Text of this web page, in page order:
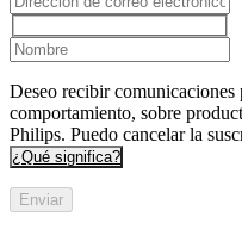
Deseo recibir comunicaciones
comportamiento, sobre
Philips. Puedo cancelar la
¿Qué significa?
Enviar